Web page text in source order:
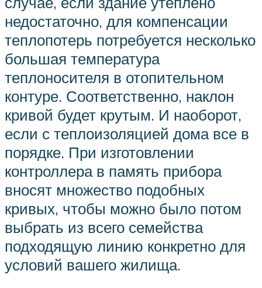
недостаточно, для компенсации
теплопотерь потребуется несколько
большая температура
теплоносителя в отопительном
контуре. Соответственно, наклон
кривой будет крутым. И наоборот,
если с теплоизоляцией дома все в
порядке. При изготовлении
контроллера в память прибора
вносят множество подобных
кривых, чтобы можно было потом
выбрать из всего семейства
подходящую линию конкретно для
условий вашего жилища.